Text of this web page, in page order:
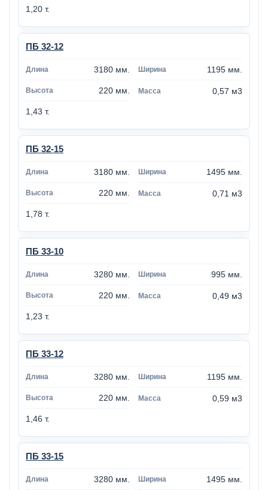
1,20 т.
ПБ 32-12
3180 мм. 1195 мм.
220 мм. 0,57 м3
1,43 т.
ПБ 32-15
3180 мм. 1495 мм.
220 мм. 0,71 м3
1,78 т.
ПБ 33-10
3280 мм. 995 мм.
220 мм. 0,49 м3
1,23 т.
ПБ 33-12
3280 мм. 1195 мм.
220 мм. 0,59 м3
1,46 т.
ПБ 33-15
3280 мм. 1495 мм.